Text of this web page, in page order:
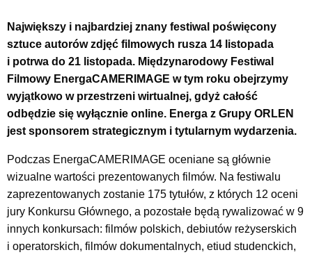
Największy i najbardziej znany festiwal poświęcony
sztuce autorów zdjęć filmowych rusza 14 listopada
i potrwa do 21 listopada. Międzynarodowy Festiwal
Filmowy EnergaCAMERIMAGE w tym roku obejrzymy
wyjątkowo w przestrzeni wirtualnej, gdyż całość
odbędzie się wyłącznie online. Energa z Grupy ORLEN
jest sponsorem strategicznym i tytularnym wydarzenia.
Podczas EnergaCAMERIMAGE oceniane są głównie
wizualne wartości prezentowanych filmów. Na festiwalu
zaprezentowanych zostanie 175 tytułów, z których 12 oceni
jury Konkursu Głównego, a pozostałe będą rywalizować w 9
innych konkursach: filmów polskich, debiutów reżyserskich
i operatorskich, filmów dokumentalnych, etiud studenckich,